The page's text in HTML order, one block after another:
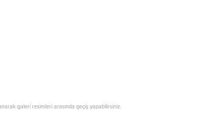
galeri resimleri arasında geçiş yapabilirsiniz.